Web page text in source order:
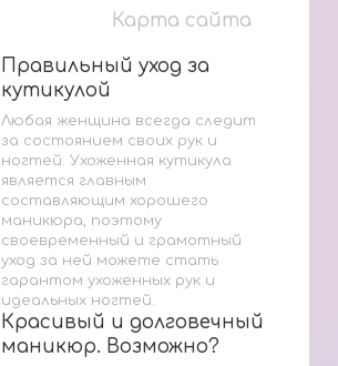
Карта сайта
Правильный уход за
кутикулой
Правильный уход за
кутикулой
Любая женщина всегда следит
за состоянием своих рук и
ногтей. Ухоженная кутикула
является главным
составляющим хорошего
маникюра, поэтому
своевременный и грамотный
уход за ней можете стать
гарантом ухоженных рук и
идеальных ногтей.
Красивый и долговечный
маникюр. Возможно?
Красивый и долговечный
маникюр. Возможно?